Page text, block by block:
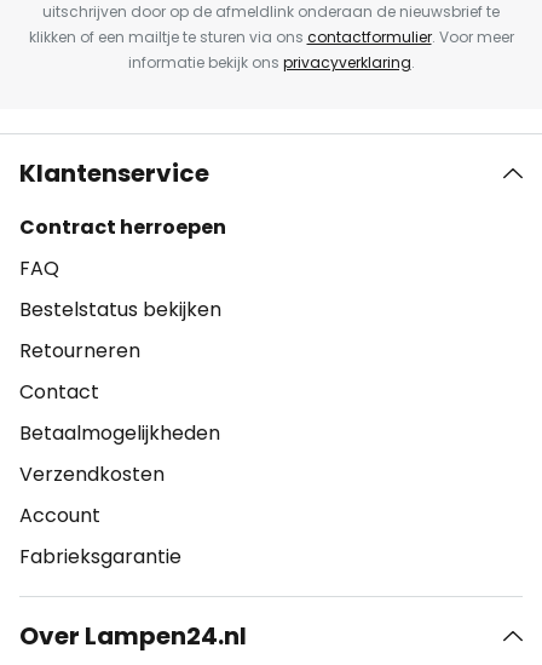
uitschrijven door op de afmeldlink onderaan de nieuwsbrief te
klikken of een mailtje te sturen via ons contactformulier. Voor meer
informatie bekijk ons privacyverklaring.
Klantenservice
Contract herroepen
FAQ
Bestelstatus bekijken
Retourneren
Contact
Betaalmogelijkheden
Verzendkosten
Account
Fabrieksgarantie
Over Lampen24.nl